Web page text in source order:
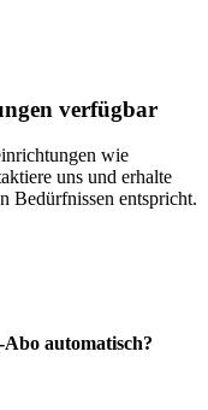
verfügbar
wie
uns und erhalte
Bedürfnissen entspricht.
automatisch?